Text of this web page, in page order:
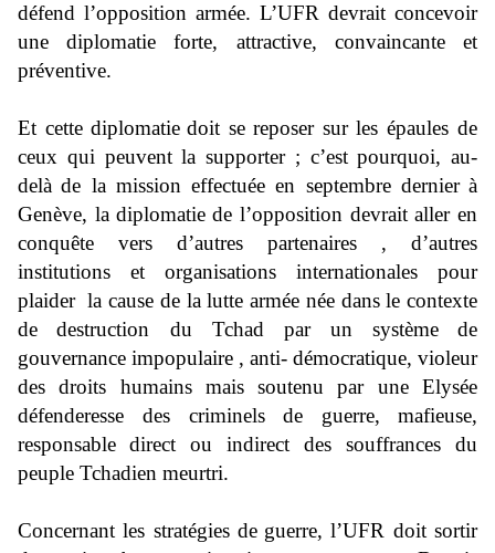
défend l’opposition armée. L’UFR devrait concevoir
une
diplomatie forte, attractive, convaincante
et
préventive.
Et cette diplomatie doit se reposer sur les épaules de
ceux qui peuvent la supporter ; c’est pourquoi, au-
delà de la mission effectuée en septembre dernier à
Genève, la diplomatie de l’opposition devrait aller en
conquête vers d’autres partenaires , d’autres
institutions et organisations internationales pour
plaider la cause de la lutte armée née dans le contexte
de
destruction du Tchad par un système
de
gouvernance impopulaire , anti- démocratique, violeur
des droits humains mais soutenu par une Elysée
défenderesse des criminels de guerre,
mafieuse,
responsable direct ou indirect des souffrances du
peuple Tchadien meurtri.
Concernant les stratégies de guerre, l’UFR doit sortir